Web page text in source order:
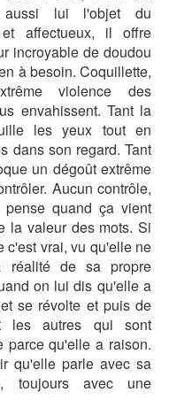
aussi lui l'objet du
et affectueux, il offre
incroyable de doudou
à besoin. Coquillette,
violence des
envahissent. Tant la
les yeux tout en
dans son regard. Tant
un dégoût extrême
Aucun contrôle,
quand ça vient
la valeur des mots. Si
c'est vrai, vu qu'elle ne
réalité de sa propre
on lui dis qu'elle a
se révolte et puis de
les autres qui sont
parce qu'elle a raison.
qu'elle parle avec sa
toujours avec une